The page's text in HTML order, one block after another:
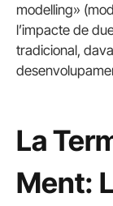
modelling»
l’impacte de
tradicional,
La
Ment: